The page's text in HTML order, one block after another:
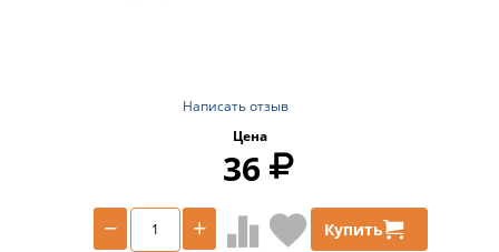
Написать отзыв
Цена
36
+
− Купить